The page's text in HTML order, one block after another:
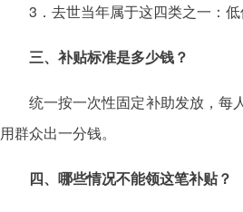
3．去世当年属于这四类之一：
三、补贴标准是多少钱？
统一按一次性固定补助发放，每
用群众出一分钱。
四、哪些情况不能领这笔补贴？